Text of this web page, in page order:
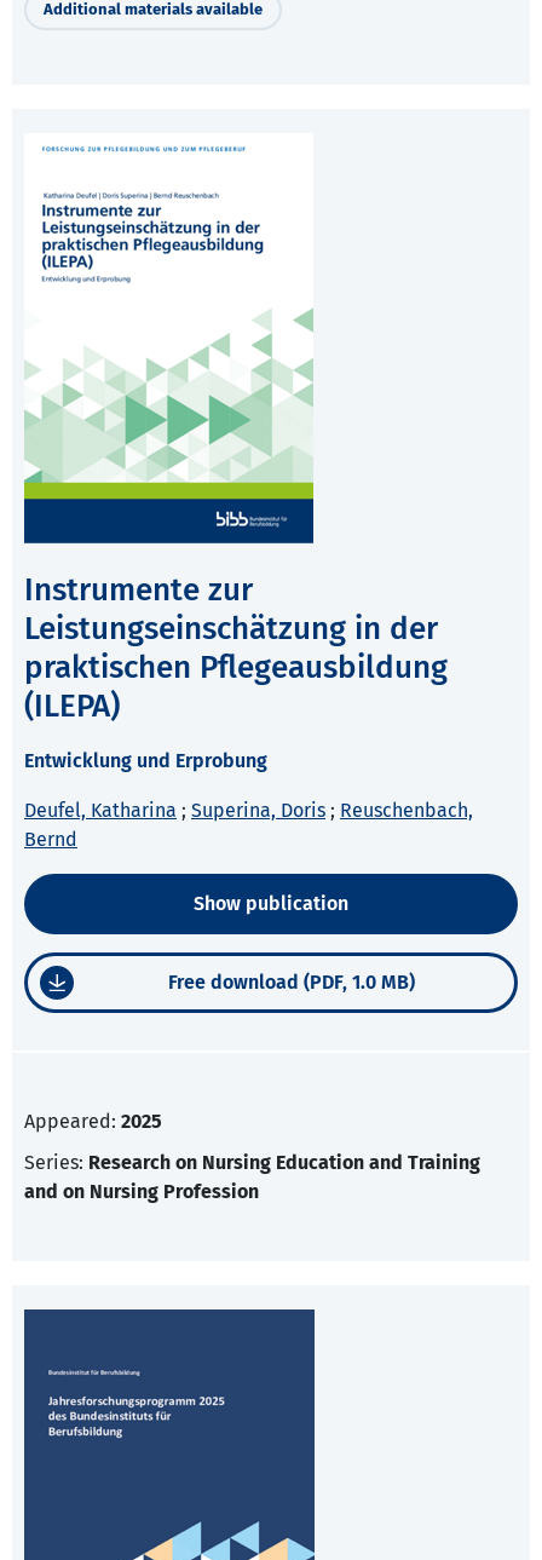
Additional materials available
Instrumente zur
Leistungseinschätzung in der
praktischen Pflegeausbildung
(ILEPA)
Entwicklung und Erprobung
Deufel, Katharina ; Superina, Doris ; Reuschenbach,
Bernd
Show publication
Free download (PDF, 1.0 MB)
Appeared: 2025
Series: Research on Nursing Education and Training
and on Nursing Profession